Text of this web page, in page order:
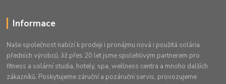
Informace
Naše společnost nabízí k prodeji i pronájmu nová i použitá solária
předních výrobců. Již přes 20 let jsme spolehlivým partnerem pro
fitness a solární studia, hotely, spa, wellness centra a mnoho dalších
zákazníků. Poskytujeme záruční a pozáruční servis, provozujeme